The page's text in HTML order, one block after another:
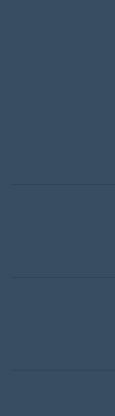
Separe los bienes
de llevarlas con
No existe el riesgo